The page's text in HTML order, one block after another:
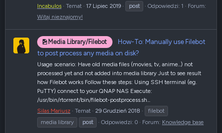
Incabulos
Temat 17 Lipiec 2019 post Odpowiedzi: 1
Forum:
Witaj nieznajomy!
Media Library/Filebot
How-To: Manually use Filebot
to post process any media on disk?
Usage scenario: Have old media files (movies, tv, anime...) not
processed yet and not added into media library Just to see result
how Filebot works Follow these steps: Using SSH terminal (eg.
PuTTY) connect to your QNAP NAS Execute:
/usr/bin/rtorrent/bin/filebot-postprocess.sh...
Silas Mariusz
Temat 29 Grudzień 2018
filebot
media library
post Odpowiedzi: 0 Forum: Knowledge base